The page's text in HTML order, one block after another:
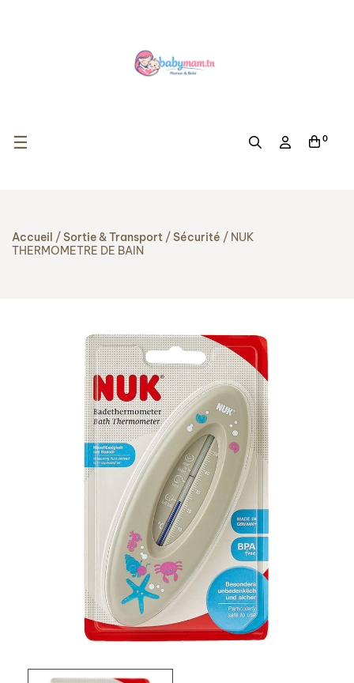
Basculer la navigation
☰ 0
Accueil Sortie & Transport Sécurité
NUK
THERMOMETRE DE BAIN